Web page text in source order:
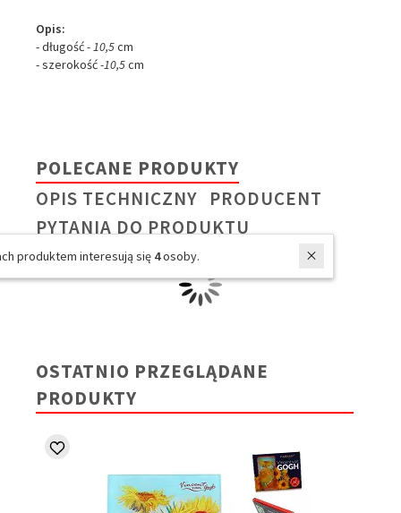
Opis:
- długość- 10,5cm
- szerokość-10,5cm
POLECANE PRODUKTY
OPIS TECHNICZNY PRODUCENT
PYTANIA DO PRODUKTU
OSTATNIO PRZEGLĄDANE
PRODUKTY
W ostatnich 7 dniach produktem interesują się